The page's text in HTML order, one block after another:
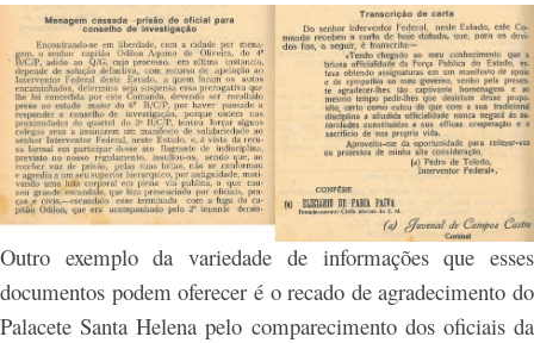
Outro exemplo da variedade de informações que esses
documentos podem oferecer é o recado de agradecimento do
Palacete Santa Helena pelo comparecimento dos oficiais da